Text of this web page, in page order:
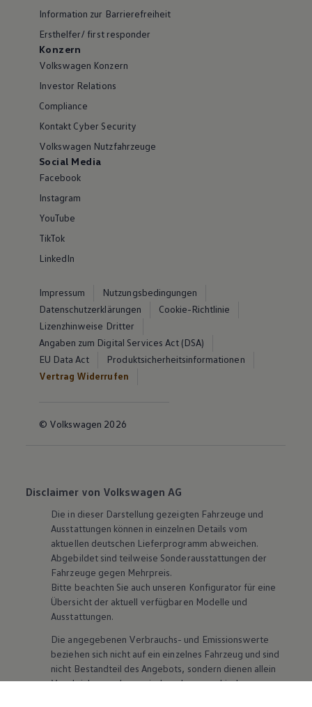
Information zur Barrierefreiheit
Ersthelfer/ first responder
Konzern
Volkswagen Konzern
Investor Relations
Compliance
Kontakt Cyber Security
Volkswagen Nutzfahrzeuge
Social Media
Facebook
Instagram
YouTube
TikTok
LinkedIn
Impressum
Nutzungsbedingungen
Datenschutzerklärungen
Cookie-Richtlinie
Lizenzhinweise Dritter
Angaben zum Digital Services Act (DSA)
EU Data Act
Produktsicherheitsinformationen
Vertrag Widerrufen
© Volkswagen 2026
Disclaimer von Volkswagen AG
Die in dieser Darstellung gezeigten Fahrzeuge und
Ausstattungen können in einzelnen Details vom
aktuellen deutschen Lieferprogramm abweichen.
Abgebildet sind teilweise Sonderausstattungen der
Fahrzeuge gegen Mehrpreis.
Bitte beachten Sie auch unseren Konfigurator für eine
Übersicht der aktuell verfügbaren Modelle und
Ausstattungen.
Die angegebenen Verbrauchs- und Emissionswerte
beziehen sich nicht auf ein einzelnes Fahrzeug und sind
nicht Bestandteil des Angebots, sondern dienen allein
Vergleichszwecken zwischen den verschiedenen